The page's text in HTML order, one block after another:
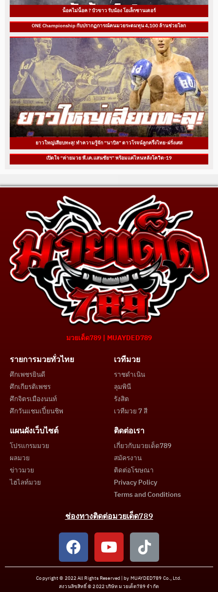
น็อคไม่น็อค ? บัวขาว รับน้อง โอเล็กซานเดอร์
ONE Championship กับปรากฏการณ์คนมวยระดมทุน 4,100 ล้านช่วยโลก
ยาวใหญ่เสียบทะลุ! ทำความรู้จัก “นาบิล” ดาวโรจน์ลูกครึ่งไทย-ฝรั่งเศส
เปิดใจ “ค่ายมวย พี.เค.แสนชัยฯ” พร้อมแค่ไหนหลังโควิด-19
มวยเด็ด789 | MUAYDED789
รายการมวยทั่วไทย
ศึกเพชรยินดี
ศึกเกียรติเพชร
ศึกจิตรเมืองนนท์
ศึกวันแชมเปี้ยนชิพ
เวทีมวย
ราชดำเนิน
ลุมพินี
รังสิต
เวทีมวย 7 สี
แผนผังเว็บไซต์
โปรแกรมมวย
ผลมวย
ข่าวมวย
ไฮไลท์มวย
ติดต่อเรา
เกี่ยวกับมวยเด็ด789
สมัครงาน
ติดต่อโฆษณา
Privacy Policy
Terms and Conditions
ช่องทางติดต่อมวยเด็ด789
Copyright © 2022 All Rights Reserved | by MUAYDED789 Co., Ltd.
สงวนลิขสิทธิ์ © 2022 บริษัท มวยเด็ด789 จำกัด